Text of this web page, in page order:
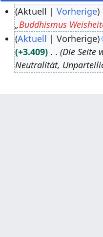
i
Aktuell Vorherige
„Buddhismus
S
Aktuell Vorherige
+3.409
Die Seite
Neutralität,